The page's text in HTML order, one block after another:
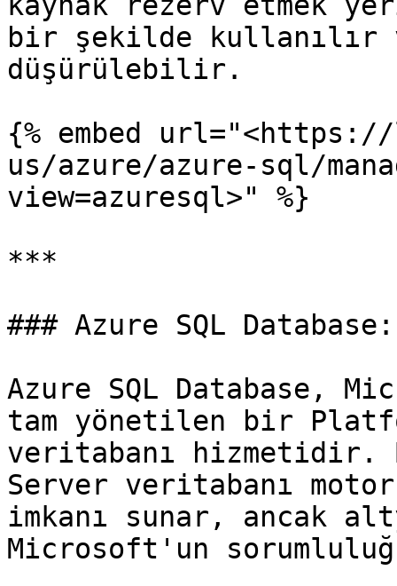
bir şekilde kullanılır
düşürülebilir.
{% embed
us/azure/azure-sql/
view=azuresql>" %}
***
### Azure SQL Database:
Azure SQL Database,
tam yönetilen bir
veritabanı hizmetidir.
Server veritabanı
imkanı sunar, ancak
Microsoft'un